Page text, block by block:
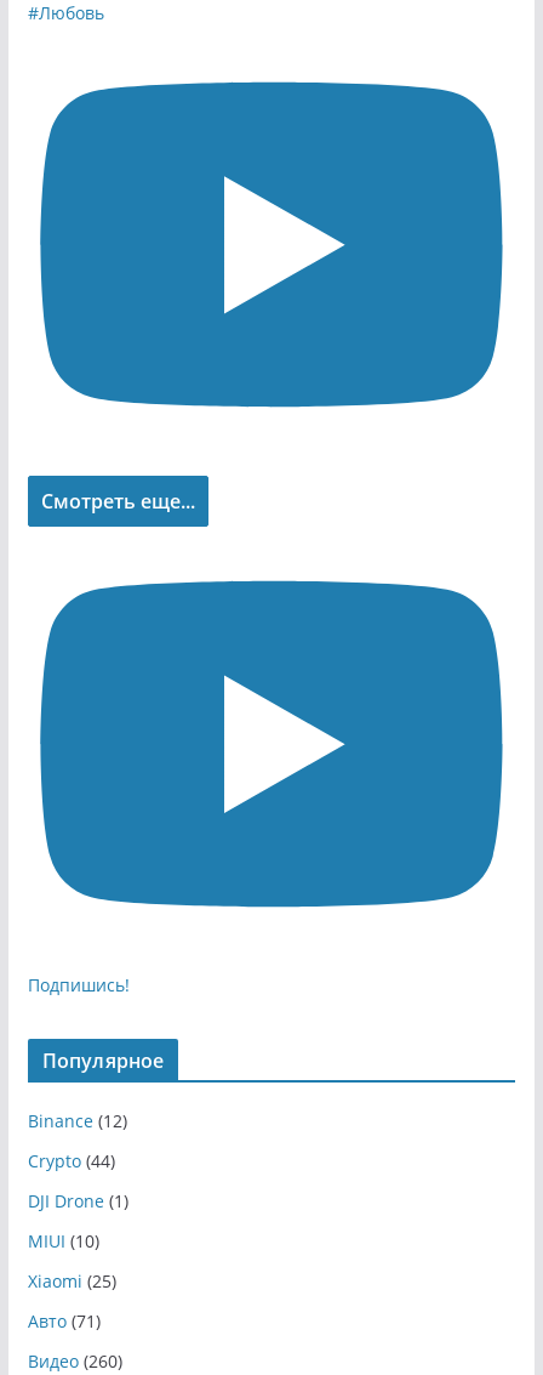
Смотреть еще...
Подпишись!
Популярное
Binance(12)
Crypto(44)
DJI Drone(1)
MIUI (10)
Xiaomi (25)
Авто(71)
Видео(260)